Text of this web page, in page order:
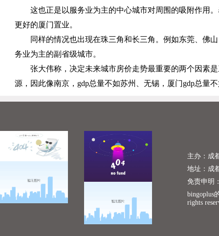
这也正是以服务业为主的中心城市对周围的吸附作用
更好的厦门置业。
同样的情况也出现在珠三角和长三角。例如东莞、佛
务业为主的副省级城市。
张大伟称，决定未来城市房价走势最重要的两个因素
源，因此像南京， gdp总量不如苏州、无锡，厦门gdp总量
主办：成
地址：成
免责申明
bingoplus
rights